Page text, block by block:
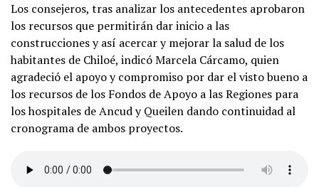
Los consejeros, tras analizar los antecedentes aprobaron
los recursos que permitirán dar inicio a las
construcciones y así acercar y mejorar la salud de los
habitantes de Chiloé, indicó Marcela Cárcamo, quien
agradeció el apoyo y compromiso por dar el visto bueno a
los recursos de los Fondos de Apoyo a las Regiones para
los hospitales de Ancud y Queilen dando continuidad al
cronograma de ambos proyectos.